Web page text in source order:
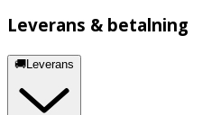
Leverans & betalning
🚚Leverans